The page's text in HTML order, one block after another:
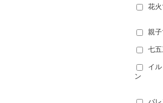
花
親
七五
イ
ン